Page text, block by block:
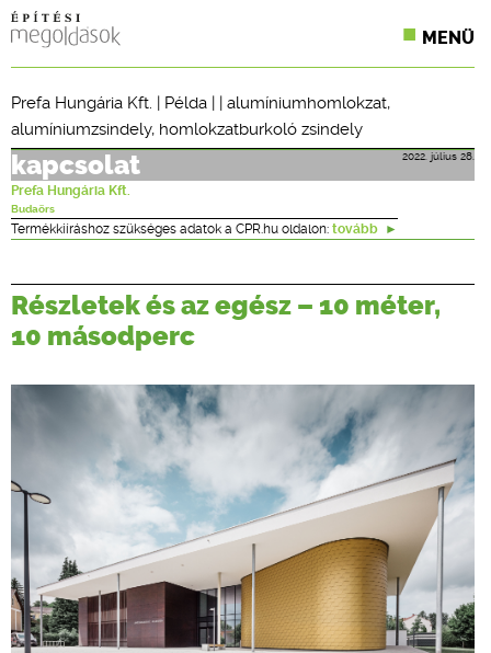
MENÜ
SZAKLAPOK
CPR TERMÉKKIÍRÁS
ÉPÍTÉSI JOG
ONLINE KÉPZÉSEK
TERVEZÉSI SEGÉDLETEK
Prefa Hungária Kft. | Példa | | alumíniumhomlokzat,
alumíniumzsindely, homlokzatburkoló zsindely
2022. július 28.
kapcsolat
Prefa Hungária Kft.
Budaörs
Termékkiíráshoz szükséges adatok a CPR.hu oldalon: tovább
Részletek és az egész – 10 méter,
10 másodperc